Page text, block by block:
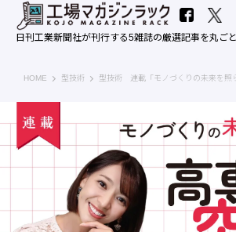
日刊工業新聞社が刊行する5雑誌の厳選記事を丸ご
HOME 工場マガジンラック｜日刊工業新聞社
型技術 型技術 連載「モノづくりの未来を照